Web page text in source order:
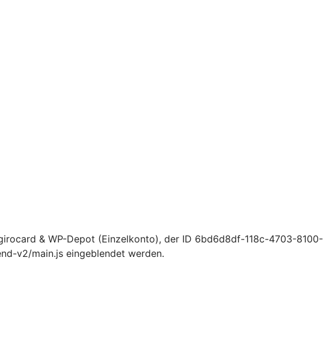
& WP-Depot (Einzelkonto), der ID 6bd6d8df-118c-4703-8100-
v2/main.js eingeblendet werden.